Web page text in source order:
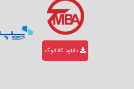
دانلود کاتالوگ